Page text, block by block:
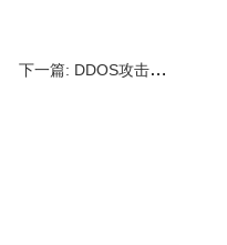
下一篇: DDOS攻击方式有哪些?ddos攻击的特点是什么